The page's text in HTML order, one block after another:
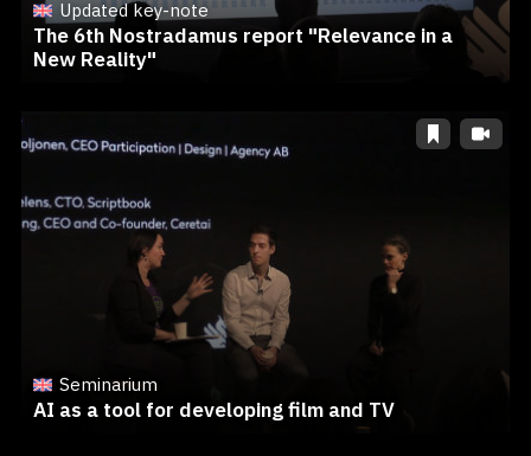
Updated key-note
The 6th Nostradamus report "Relevance in a
New Reality"
Seminarium
AI as a tool for developing film and TV